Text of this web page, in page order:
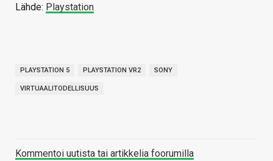
Lähde: Playstation
PLAYSTATION 5 PLAYSTATION VR2 SONY
VIRTUAALITODELLISUUS
Kommentoi uutista tai artikkelia foorumilla